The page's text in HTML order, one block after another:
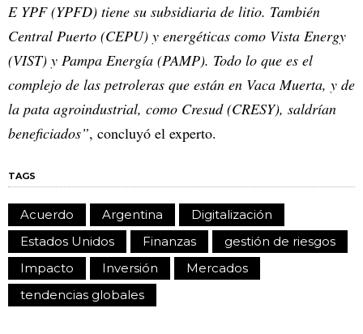
E YPF (YPFD) tiene su subsidiaria de litio. También
Central Puerto (CEPU) y energéticas como Vista Energy
(VIST) y Pampa Energía (PAMP). Todo lo que es el
complejo de las petroleras que están en Vaca Muerta, y de
la pata agroindustrial, como Cresud (CRESY), saldrían
beneficiados”, concluyó el experto.
TAGS
Acuerdo Argentina
Digitalización
Estados Unidos
Finanzas
gestión de riesgos
Impacto
Inversión
Mercados
tendencias globales